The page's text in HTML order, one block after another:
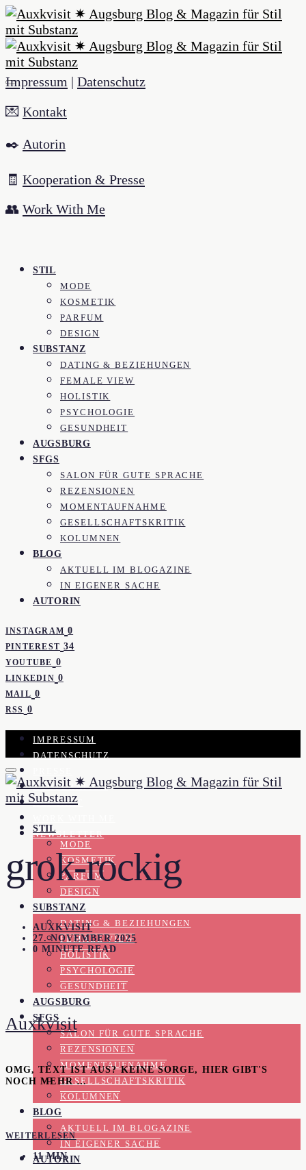
Impressum | Datenschutz
💌 Kontakt
✒️ Autorin
🧾 Kooperation & Presse
👥 Work With Me
STIL
MODE
KOSMETIK
PARFUM
DESIGN
SUBSTANZ
DATING & BEZIEHUNGEN
FEMALE VIEW
HOLISTIK
PSYCHOLOGIE
GESUNDHEIT
AUGSBURG
SFGS
SALON FÜR GUTE SPRACHE
REZENSIONEN
MOMENTAUFNAHME
GESELLSCHAFTSKRITIK
KOLUMNEN
BLOG
AKTUELL IM BLOGAZINE
IN EIGENER SACHE
AUTORIN
INSTAGRAM 0
PINTEREST 34
YOUTUBE 0
LINKEDIN 0
MAIL 0
RSS 0
IMPRESSUM
DATENSCHUTZ
KOOPERATION
KONTAKT
NEWSLETTER
STIL
MODE
KOSMETIK
PARFUM
DESIGN
SUBSTANZ
DATING & BEZIEHUNGEN
FEMALE VIEW
HOLISTIK
PSYCHOLOGIE
GESUNDHEIT
AUGSBURG
SFGS
SALON FÜR GUTE SPRACHE
REZENSIONEN
MOMENTAUFNAHME
GESELLSCHAFTSKRITIK
KOLUMNEN
BLOG
AKTUELL IM BLOGAZINE
IN EIGENER SACHE
AUTORIN
grok-rockig
AUXKVISIT
27. NOVEMBER 2025
0 MINUTE READ
Auxkvisit
OMG, TEXT IST AUS? KEINE SORGE, HIER GIBT'S
NOCH MEHR …
WEITERLESEN
11 MIN